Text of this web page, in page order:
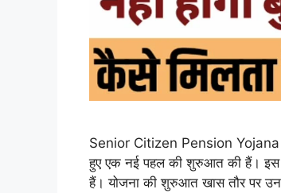
Senior Citizen Pension Yojana
हुए एक नई पहल की शुरुआत की हैं। इस
हैं। योजना की शुरुआत खास तौर पर